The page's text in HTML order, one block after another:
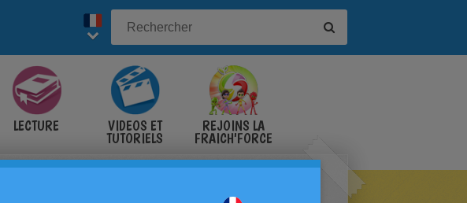
LECTURE VIDÉOS ET
TUTORIELS
REJOINS LA
FRAICH'FORCE